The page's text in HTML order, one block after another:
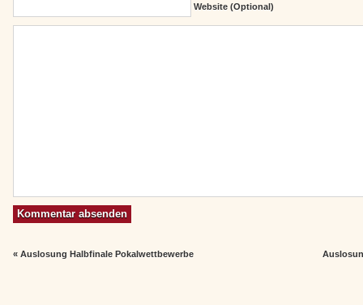
Website (Optional)
«Auslosung Halbfinale Pokalwettbewerbe